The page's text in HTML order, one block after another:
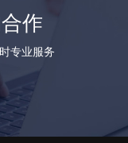
作
专业服务